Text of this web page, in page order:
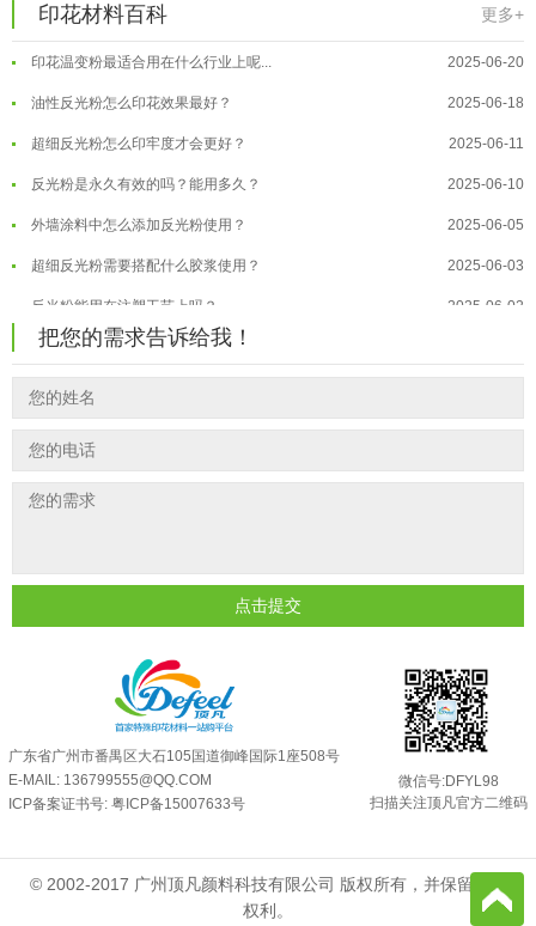
夜间安全卫士：丝印反光粉搭配全攻... 2026-01-20
温变粉可以做防伪标签、温变防伪吗... 2026-08-05
温变粉适合做热变还是冷变？ 2026-08-04
温变粉注塑后表面翻车？粗糙、颗粒... 2026-07-28
温变粉保质期有多久？开封后如何保... 2026-07-20
温变粉大批量保存指南｜做对这几步... 2026-07-17
温变粉"罢工"指南：为... 2026-07-10
温变粉到底怕不怕酸碱和酒精？ 2026-07-09
温变粉"烤"问：长期加...
温变粉耐温真相：注塑"高温炼... 2026-07-03
夜间安全卫士：丝印反光粉搭配全攻... 2026-01-20
印花材料百科 更多+
反光粉太久不用结块要怎么处理？ 2025-07-11
印花温变粉最适合用在什么行业上呢...
油性反光粉怎么印花效果最好？
超细反光粉怎么印牢度才会更好？
反光粉是永久有效的吗？能用多久？
外墙涂料中怎么添加反光粉使用？
超细反光粉需要搭配什么胶浆使用？
反光粉能用在注塑工艺上吗？
反光粉可以混合其他颜料一起使用吗...
温变粉丝印到底用多少目网版？这篇... 2026-06-11
反光粉太久不用结块要怎么处理？ 2025-07-11
印花温变粉最适合用在什么行业上呢...
油性反光粉怎么印花效果最好？
超细反光粉需要搭配什么胶浆使用？
反光粉能用在注塑工艺上吗？ 2025-06-02
2025-05-23
把您的需求告诉给我！
点击提交
广东省广州市番禺区大石105国道御峰国际1座508号
E-MAIL: 136799555@QQ.COM
ICP备案证书号: 粤ICP备15007633号
微信号:DFYL98
扫描关注顶凡官方二维码
© 2002-2017 广州顶凡颜料科技有限公司 版权所有，并保留所有
权利。